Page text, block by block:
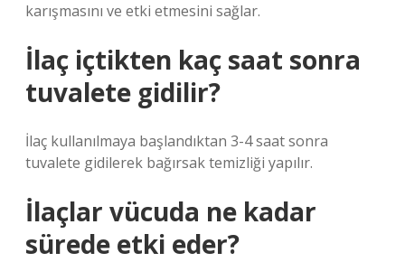
karışmasını ve etki etmesini sağlar.
İlaç içtikten kaç saat sonra
tuvalete gidilir?
İlaç kullanılmaya başlandıktan 3-4 saat sonra
tuvalete gidilerek bağırsak temizliği yapılır.
İlaçlar vücuda ne kadar
sürede etki eder?